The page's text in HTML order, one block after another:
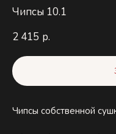
Чипсы 10.1
2 415 р.
Чипсы собственной